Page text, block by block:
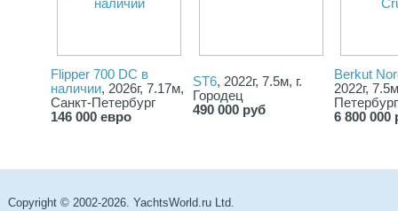
Flipper 700 DC в
наличии, 2026г, 7.17м,
Санкт-Петербург
146 000 евро
ST6, 2022г, 7.5м, г.
Городец
490 000 руб
Berkut
2022г,
Петербург
6 800 000
Copyright © 2002-2026. YachtsWorld.ru Ltd.